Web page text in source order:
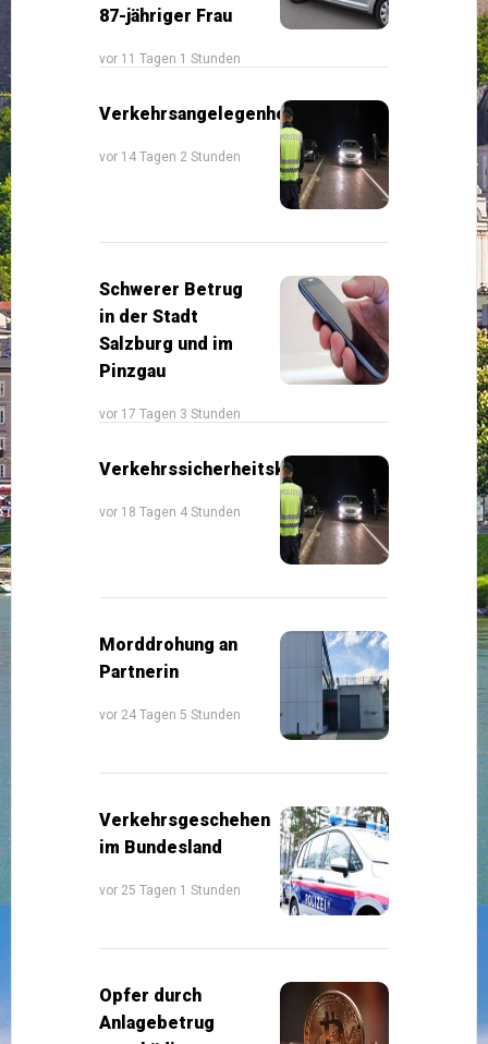
87-jähriger Frau
vor 11 Tagen 1 Stunden
Verkehrsangelegenheiten
vor 14 Tagen 2 Stunden
Schwerer Betrug
in der Stadt
Salzburg und im
Pinzgau
vor 17 Tagen 3 Stunden
Verkehrssicherheitskontrollen
vor 18 Tagen 4 Stunden
Morddrohung an
Partnerin
vor 24 Tagen 5 Stunden
Verkehrsgeschehen
im Bundesland
vor 25 Tagen 1 Stunden
Opfer durch
Anlagebetrug